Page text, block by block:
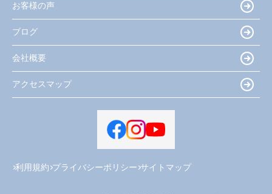
お客様の声
ブログ
会社概要
アクセスマップ
利用規約 プライバシーポリシー サイトマップ